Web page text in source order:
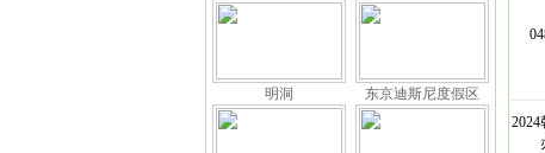
明洞 东京迪斯尼度假区